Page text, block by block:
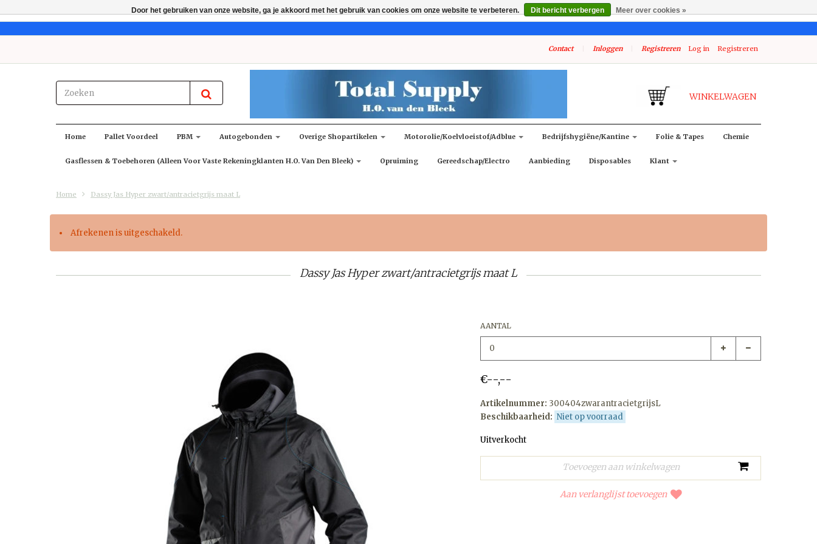
Contact Inloggen Registreren Log in Registreren
WINKELWAGEN
Home Pallet Voordeel PBM Autogebonden Overige Shopartikelen Motorolie/koelvloeistof/adblue Bedrijfshygiëne/kantine Folie & Tapes Chemie
Gasflessen & Toebehoren (alleen Voor Vaste Rekeningklanten H.O. Van Den Bleek) Opruiming Gereedschap/Electro Aanbieding Disposables Klant
Home Dassy Jas Hyper zwart/antracietgrijs maat L
Afrekenen is uitgeschakeld.
Dassy Jas Hyper zwart/antracietgrijs maat L
AANTAL
€--,--
Artikelnummer: 300404zwarantracietgrijsL
Beschikbaarheid: Niet op voorraad
Uitverkocht
Aan verlanglijst toevoegen
Door het gebruiken van onze website, ga je akkoord met het gebruik van cookies om onze website te verbeteren. Dit bericht verbergen Meer over cookies »